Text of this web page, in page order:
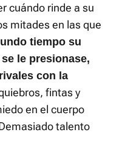
cuándo rinde a su
mitades en las que
tiempo su
le presionase,
con la
fintas y
en el cuerpo
talento